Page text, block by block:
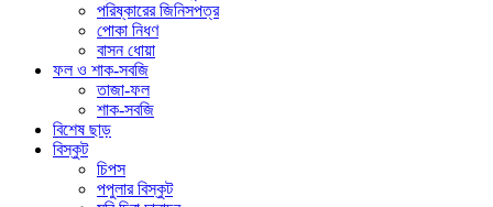
পরিষ্কারের জিনিসপত্র
পোকা নিধণ
বাসন ধোয়া
ফল ও শাক-সবজি
তাজা-ফল
শাক-সবজি
বিশেষ ছাড়
বিস্কুট
চিপস
পপুলার বিস্কুট